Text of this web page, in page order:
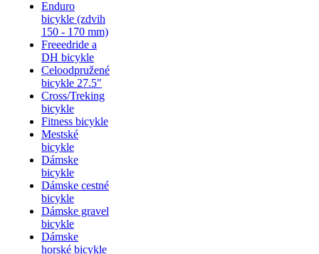
Enduro
bicykle (zdvih
150 - 170 mm)
Freeedride a
DH bicykle
Celoodpružené
bicykle 27.5"
Cross/Treking
bicykle
Fitness bicykle
Mestské
bicykle
Dámske
bicykle
Dámske cestné
bicykle
Dámske gravel
bicykle
Dámske
horské bicykle